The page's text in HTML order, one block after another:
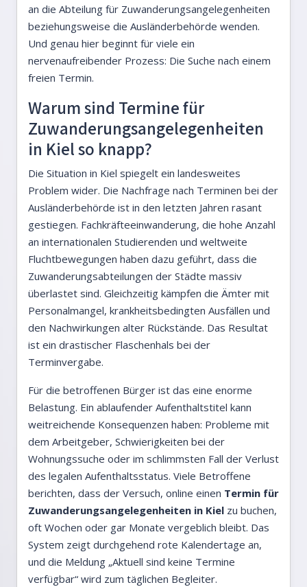
an die Abteilung für Zuwanderungsangelegenheiten
beziehungsweise die Ausländerbehörde wenden.
Und genau hier beginnt für viele ein
nervenaufreibender Prozess: Die Suche nach einem
freien Termin.
Warum sind Termine für
Zuwanderungsangelegenheiten
in Kiel so knapp?
Die Situation in Kiel spiegelt ein landesweites
Problem wider. Die Nachfrage nach Terminen bei der
Ausländerbehörde ist in den letzten Jahren rasant
gestiegen. Fachkräfteeinwanderung, die hohe Anzahl
an internationalen Studierenden und weltweite
Fluchtbewegungen haben dazu geführt, dass die
Zuwanderungsabteilungen der Städte massiv
überlastet sind. Gleichzeitig kämpfen die Ämter mit
Personalmangel, krankheitsbedingten Ausfällen und
den Nachwirkungen alter Rückstände. Das Resultat
ist ein drastischer Flaschenhals bei der
Terminvergabe.
Für die betroffenen Bürger ist das eine enorme
Belastung. Ein ablaufender Aufenthaltstitel kann
weitreichende Konsequenzen haben: Probleme mit
dem Arbeitgeber, Schwierigkeiten bei der
Wohnungssuche oder im schlimmsten Fall der Verlust
des legalen Aufenthaltsstatus. Viele Betroffene
berichten, dass der Versuch, online einen Termin für
Zuwanderungsangelegenheiten in Kiel zu buchen,
oft Wochen oder gar Monate vergeblich bleibt. Das
System zeigt durchgehend rote Kalendertage an,
und die Meldung „Aktuell sind keine Termine
verfügbar“ wird zum täglichen Begleiter.